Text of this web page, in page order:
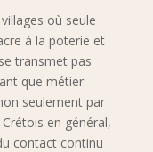
où seule
à la poterie et
transmet pas
que métier
seulement par
en général,
contact continu